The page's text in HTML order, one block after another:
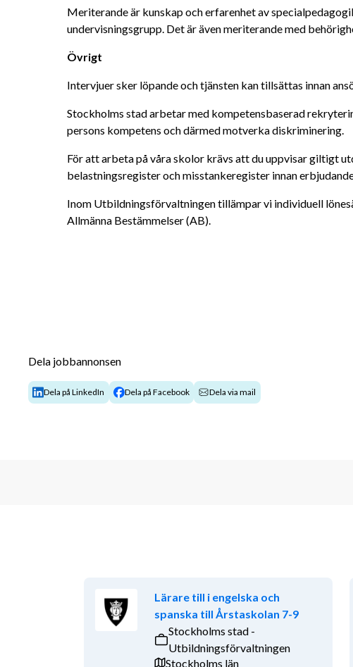
Meriterande är kunskap och erfarenhet av
undervisningsgrupp. Det är även meriterande med
Övrigt
Intervjuer sker löpande och tjänsten kan tillsättas innan
Stockholms stad arbetar med kompetensbaserad
persons kompetens och därmed motverka diskriminering.
För att arbeta på våra skolor krävs att du uppvisar giltigt
belastningsregister och misstankeregister innan
Inom Utbildningsförvaltningen tillämpar vi individuell
Allmänna Bestämmelser (AB).
Dela jobbannonsen
Dela på LinkedIn Dela på Facebook Dela via mail
Lärare till i engelska och
spanska till Årstaskolan 7-9
Stockholms stad -
Utbildningsförvaltningen
Stockholms län